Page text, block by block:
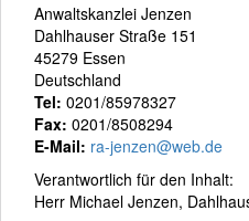
Anwaltskanzlei Jenzen
Dahlhauser Straße 151
45279 Essen
Deutschland
Tel: 0201/85978327
Fax: 0201/8508294
E-Mail: ra-jenzen@web.de
Verantwortlich für den Inhalt:
Herr Michael Jenzen,